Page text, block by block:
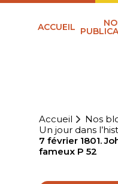
ACCUEIL
Accueil
Nos
Un jour dans
7 février 1801.
fameux P 52